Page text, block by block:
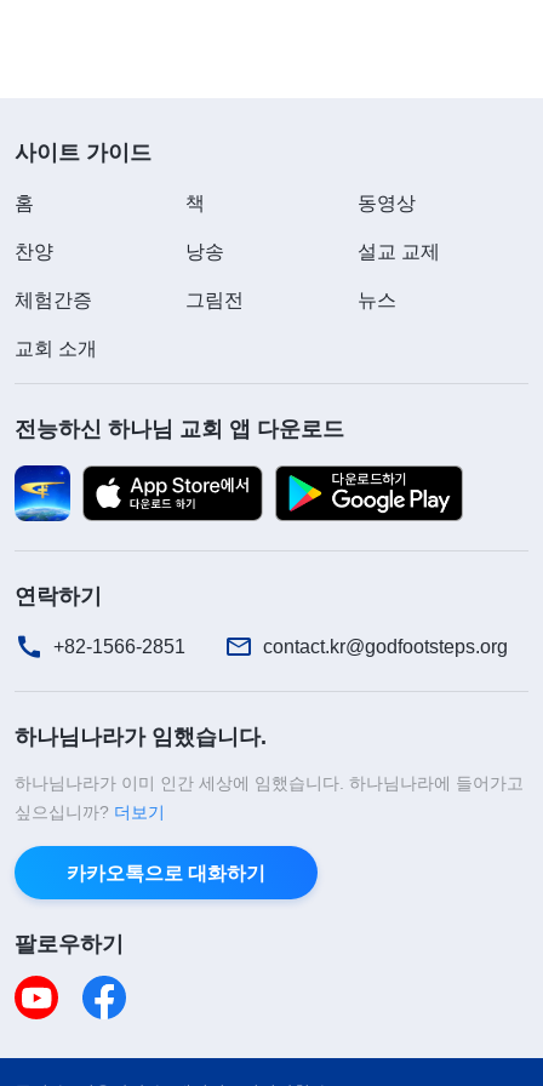
며, 자신에게 패역이 너무 많다는 것을 알게 된다. 시
련 속에서만이 자신의 실제 상태를 진정으로 인식할
랑이 생기게 된다＞ 중에서)
사람이 하나님을 믿을 때
추구하는 것은 다 나중에 복을 얻는 것이다. 이는 사
람이 하나님을 믿는 목적으로, 모든 사람이 이러한
속셈과 기대를 가지고 있다. 그러나 인간의 본성에
있는 패괴된 것들은 반드시 시련과 연단으로 해결받
아야 한다. 사람의 내면에 정결케 되지 않은 부분이
있고 패괴 표출이 있다면 반드시 그 부분에서 연단을
받아야 한다. 이는 하나님의 안배이다. 하나님은 환
자신의 패괴를 알도록 한다. 그렇게 함으로써 마지막
망을 내려놓고 하나님의 주재와 안배에 순종하게 한
다. 그러므로 사람을 놓고 말하면 몇 년간의 연단과
어느 정도의 고난을 겪지 않는다면 사람은 생각과 마
음속에서 패괴된 육체의 속박을 벗어나지 못할 것이
다. 사람이 사탄 본성에 속박되는 부분이 있고, 자신
의 욕망과 요구가 있다면 그 부분에서 고난을 겪어야
한다. 오직 고난 속에서만이 공과를 배울 수 있다. 즉,
진리를 얻고 하나님의 뜻을 깨달을 수 있다는 것이
사이트 가이드
홈 책 동영상
찬양 낭송 설교 교제
체험간증 그림전 뉴스
교회 소개
전능하신 하나님 교회 앱 다운로드
연락하기
+82-1566-2851 contact.kr@godfootsteps.org
하나님나라가 임했습니다.
하나님나라가 이미 인간 세상에 임했습니다. 하나님나라에 들어가고
싶으십니까? 더보기
카카오톡으로 대화하기
팔로우하기